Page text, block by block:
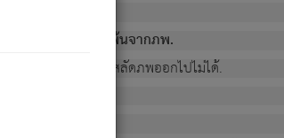
ปวงนั้น มิใช่ผู้หลดพ้นจากภพ.
หมณ์ทั้งปวงนั้น ก็ยังสลัดภพออกไปไม่ได้.